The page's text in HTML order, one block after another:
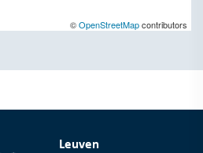
©OpenStreetMapcontributors
Leuven